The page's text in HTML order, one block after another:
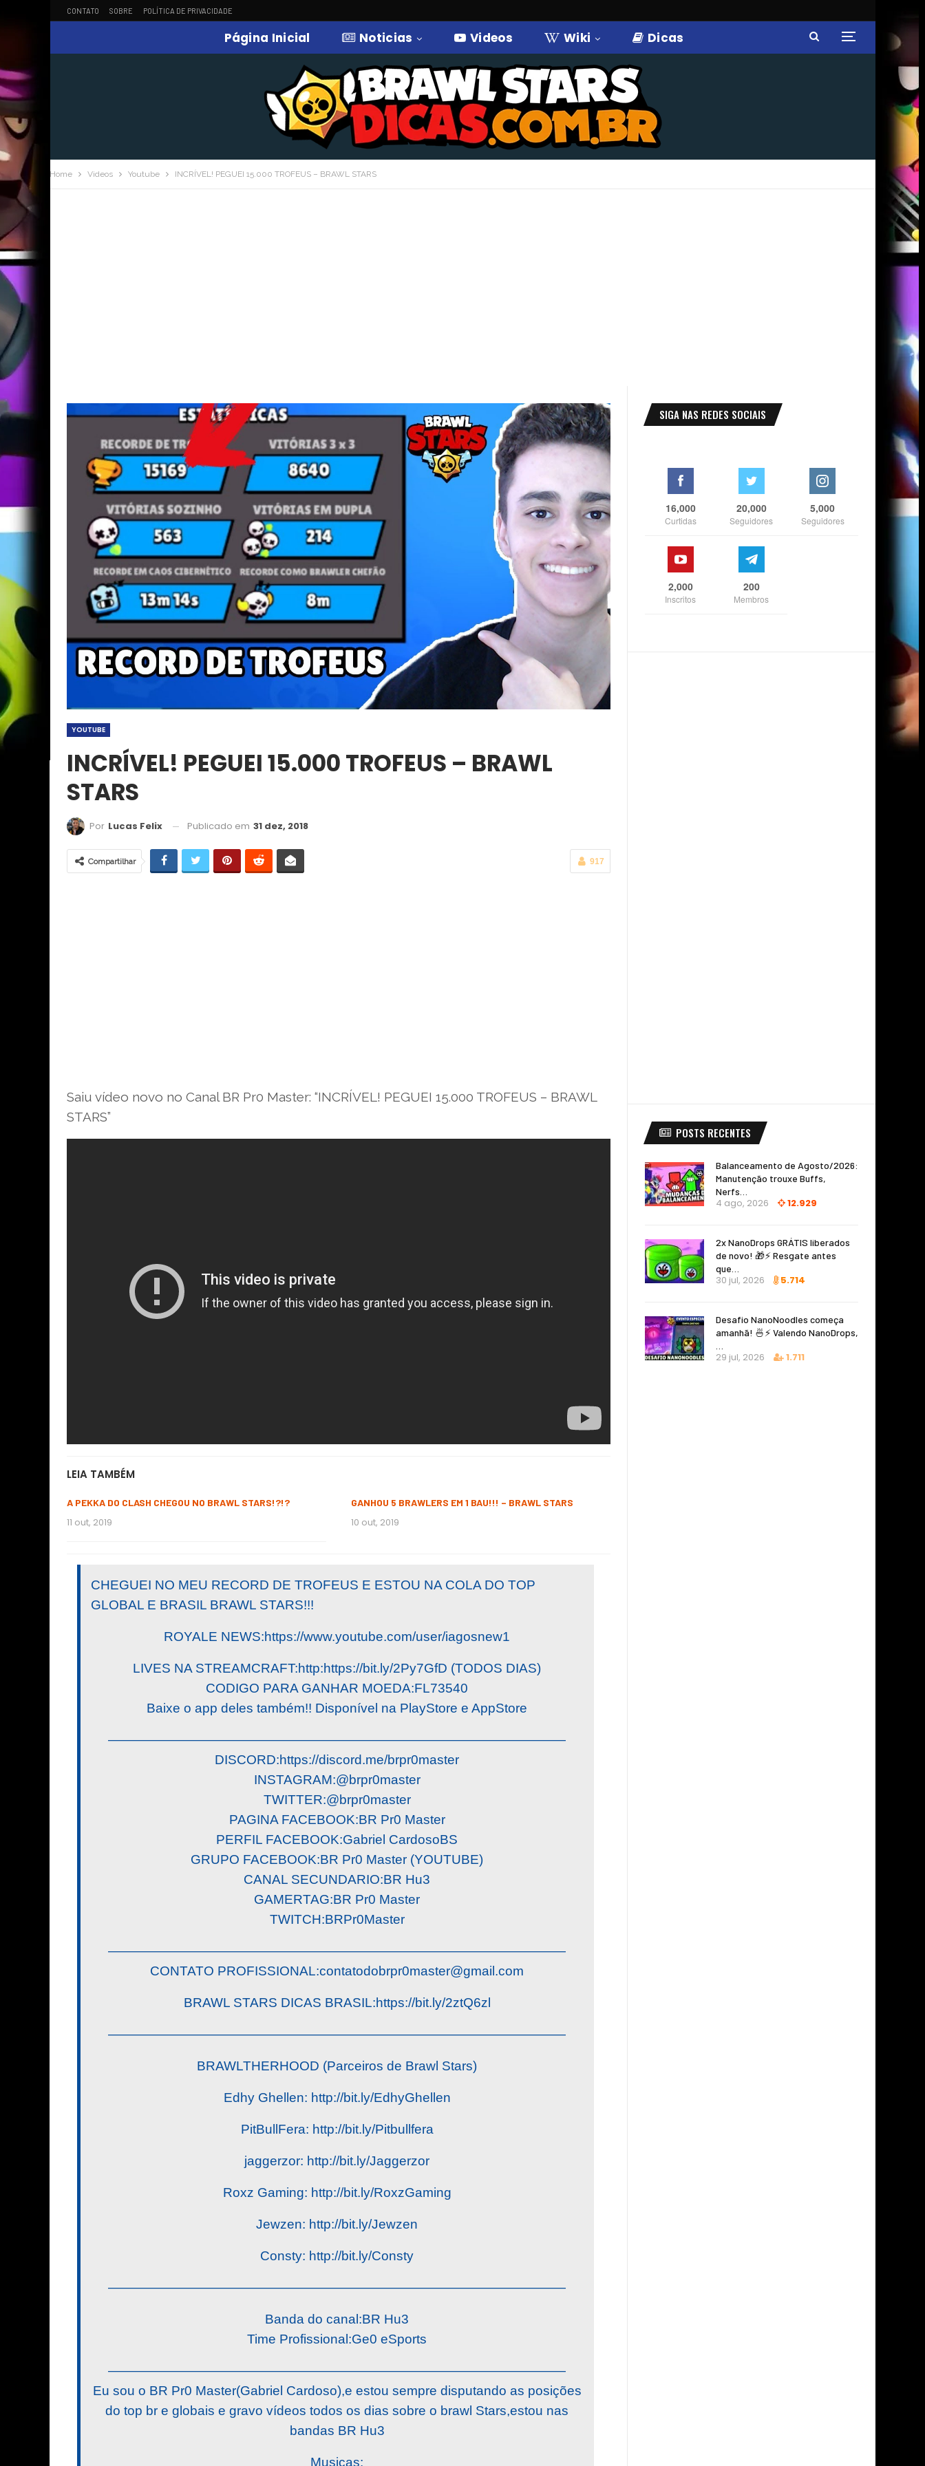
CONTATO SOBRE POLÍTICA DE PRIVACIDADE
Página Inicial Noticias Videos Wiki Dicas
Home Videos Youtube INCRÍVEL! PEGUEI 15.000 TROFEUS – BRAWL STARS
YOUTUBE
INCRÍVEL! PEGUEI 15.000 TROFEUS – BRAWL
STARS
Por Lucas Felix Publicado em 31 dez, 2018
917
Compartilhar
Saiu vídeo novo no Canal BR Pr0 Master: “INCRÍVEL! PEGUEI 15.000 TROFEUS – BRAWL
STARS”
LEIA TAMBÉM
A PEKKA DO CLASH CHEGOU NO BRAWL STARS!?!?
11 out, 2019
GANHOU 5 BRAWLERS EM 1 BAU!!! – BRAWL STARS
10 out, 2019
CHEGUEI NO MEU RECORD DE TROFEUS E ESTOU NA COLA DO TOP
GLOBAL E BRASIL BRAWL STARS!!!
ROYALE NEWS:https://www.youtube.com/user/iagosnew1
LIVES NA STREAMCRAFT:http:https://bit.ly/2Py7GfD (TODOS DIAS)
CODIGO PARA GANHAR MOEDA:FL73540
Baixe o app deles também!! Disponível na PlayStore e AppStore
———————————————————————————————————
DISCORD:https://discord.me/brpr0master
INSTAGRAM:@brpr0master
TWITTER:@brpr0master
PAGINA FACEBOOK:BR Pr0 Master
PERFIL FACEBOOK:Gabriel CardosoBS
GRUPO FACEBOOK:BR Pr0 Master (YOUTUBE)
CANAL SECUNDARIO:BR Hu3
GAMERTAG:BR Pr0 Master
TWITCH:BRPr0Master
———————————————————————————————————
CONTATO PROFISSIONAL:contatodobrpr0master@gmail.com
BRAWL STARS DICAS BRASIL:https://bit.ly/2ztQ6zl
———————————————————————————————————
BRAWLTHERHOOD (Parceiros de Brawl Stars)
Edhy Ghellen: http://bit.ly/EdhyGhellen
PitBullFera: http://bit.ly/Pitbullfera
jaggerzor: http://bit.ly/Jaggerzor
Roxz Gaming: http://bit.ly/RoxzGaming
Jewzen: http://bit.ly/Jewzen
Consty: http://bit.ly/Consty
———————————————————————————————————
Banda do canal:BR Hu3
Time Profissional:Ge0 eSports
———————————————————————————————————
Eu sou o BR Pr0 Master(Gabriel Cardoso),e estou sempre disputando as posições
do top br e globais e gravo vídeos todos os dias sobre o brawl Stars,estou nas
bandas BR Hu3
Musicas:
SIGA NAS REDES SOCIAIS
16,000
Curtidas
20,000
Seguidores
5,000
Seguidores
2,000
Inscritos
200
Membros
POSTS RECENTES
Balanceamento de Agosto/2026:
Manutenção trouxe Buffs,
Nerfs…
4 ago, 2026 12.929
2x NanoDrops GRÁTIS liberados
de novo! 🎁⚡ Resgate antes
que…
30 jul, 2026 5.714
Desafio NanoNoodles começa
amanhã! 🍜⚡ Valendo NanoDrops,
29 jul, 2026 1.711